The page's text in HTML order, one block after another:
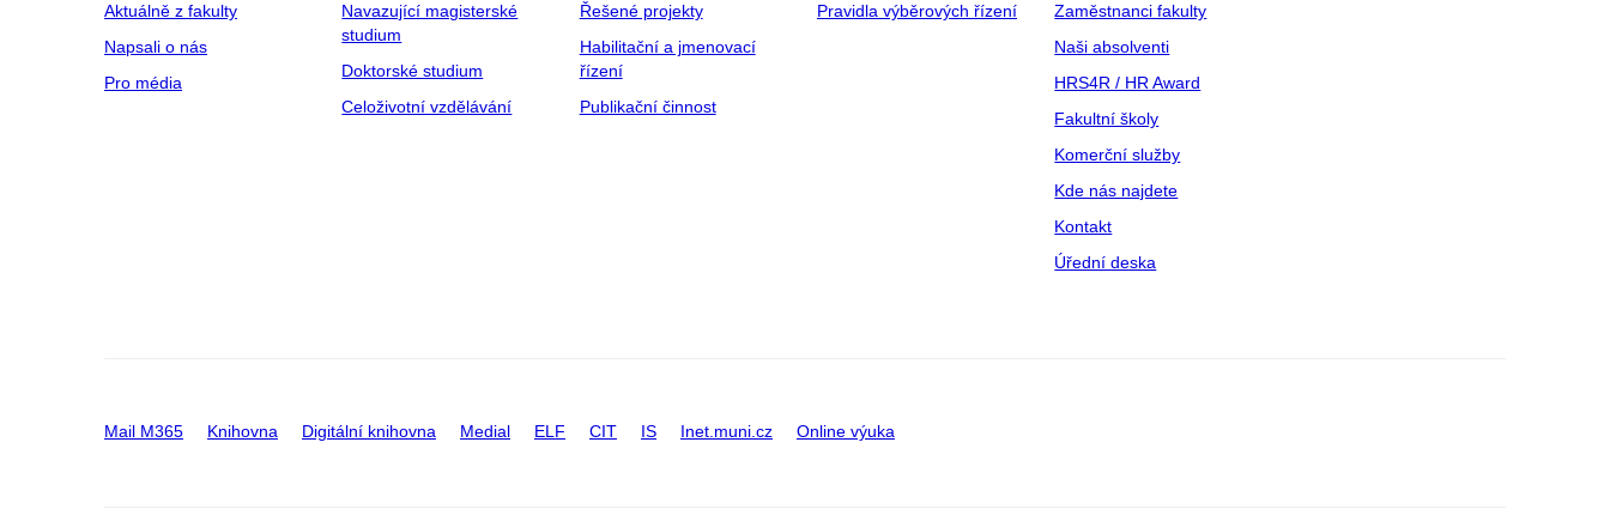
Aktuálně z fakulty
Napsali o nás
Pro média
Navazující magisterské
studium
Doktorské studium
Celoživotní vzdělávání
Řešené projekty
Habilitační a jmenovací
řízení
Publikační činnost
Pravidla výběrových řízení
Zaměstnanci fakulty
Naši absolventi
HRS4R / HR Award
Fakultní školy
Komerční služby
Kde nás najdete
Kontakt
Úřední deska
Mail M365 Knihovna Digitální knihovna Medial ELF CIT IS Inet.muni.cz Online výuka